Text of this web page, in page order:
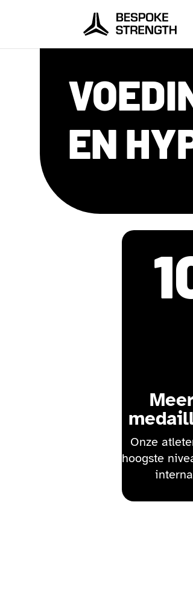
EN
Onze
hoogste